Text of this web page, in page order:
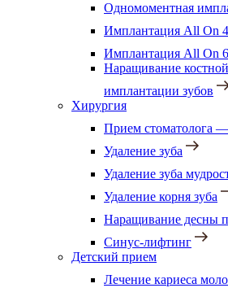
Одномоментная
Имплантация All On 4
Имплантация All On 6
Наращивание
имплантации зубов
Хирургия
Прием стоматолога
Удаление зуба
Удаление зуба
Удаление корня зуба
Наращивание десны
Синус-лифтинг
Детский прием
Лечение кариеса